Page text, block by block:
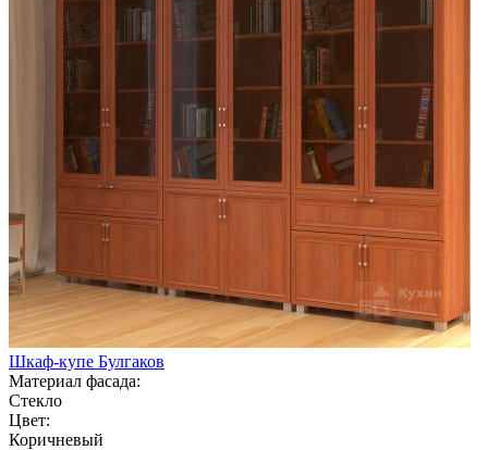
Шкаф-купе Булгаков
Материал фасада:
Стекло
Цвет:
Коричневый